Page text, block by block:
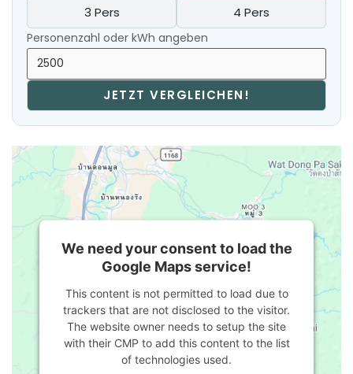
3 Pers
4 Pers
Personenzahl oder kWh angeben
JETZT VERGLEICHEN!
We need your consent to load the
Google Maps service!
This content is not permitted to load due to
trackers that are not disclosed to the visitor.
The website owner needs to setup the site
with their CMP to add this content to the list
of technologies used.